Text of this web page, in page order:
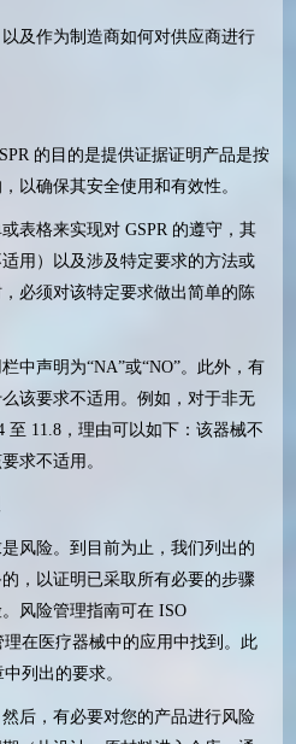
及作为制造商如何对供应商进行
的目的是提供证据证明产品是按
以确保其安全使用和有效性。
表格来实现对GSPR 的遵守，其
用）以及涉及特定要求的方法或
必须对该特定要求做出简单的陈
中声明为“NA”或“NO”。此外，有
该要求不适用。例如，对于非无
至 11.8，理由可以如下：该器械不
求不适用。
风险。到目前为止，我们列出的
，以证明已采取所有必要的步骤
风险管理指南可在ISO
理在医疗器械中的应用中找到。此
中列出的要求。
后，有必要对您的产品进行风险